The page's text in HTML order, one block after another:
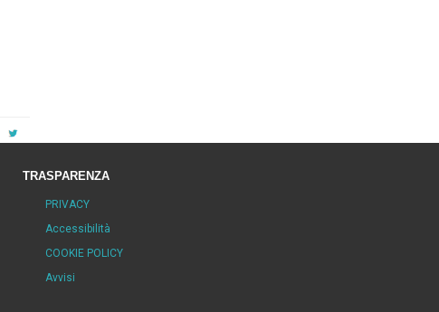
TRASPARENZA
PRIVACY
Accessibilità
COOKIE POLICY
Avvisi